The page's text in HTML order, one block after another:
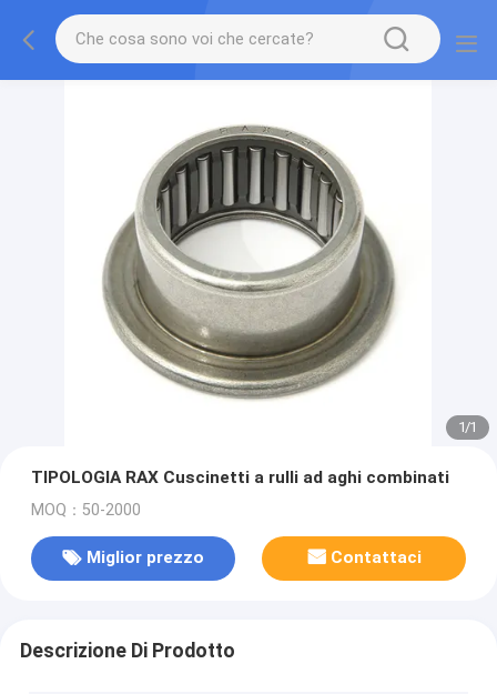
1/1
TIPOLOGIA RAX Cuscinetti a rulli ad aghi combinati
MOQ：50-2000
Miglior prezzo Contattaci
Descrizione Di Prodotto